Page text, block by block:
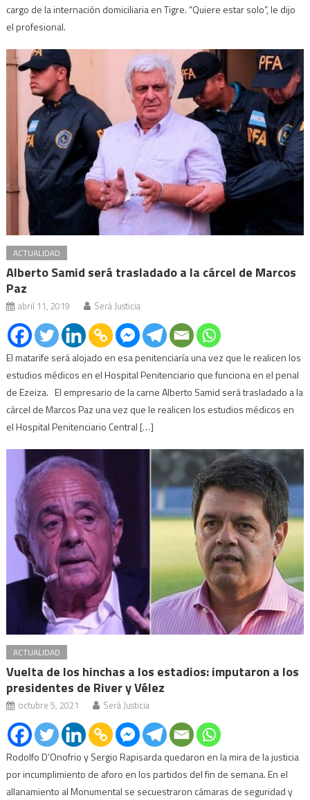
cargo de la internación domiciliaria en Tigre. “Quiere estar solo”, le dijo
el profesional.
ACTUALIDAD
Alberto Samid será trasladado a la cárcel de Marcos
Paz
abril 11, 2019 Será Justicia
El matarife será alojado en esa penitenciaría una vez que le realicen los
estudios médicos en el Hospital Penitenciario que funciona en el penal
de Ezeiza. El empresario de la carne Alberto Samid será trasladado a la
cárcel de Marcos Paz una vez que le realicen los estudios médicos en
el Hospital Penitenciario Central […]
ACTUALIDAD
Vuelta de los hinchas a los estadios: imputaron a los
presidentes de River y Vélez
octubre 5, 2021 Será Justicia
Rodolfo D’Onofrio y Sergio Rapisarda quedaron en la mira de la justicia
por incumplimiento de aforo en los partidos del fin de semana. En el
allanamiento al Monumental se secuestraron cámaras de seguridad y